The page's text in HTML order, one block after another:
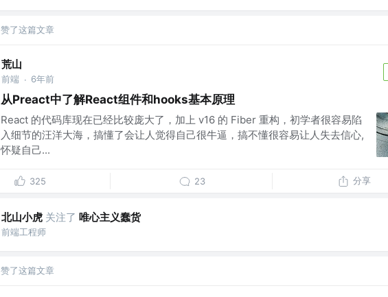
赞了这篇文章
荒山
前端 · 6年前
从Preact中了解React组件和hooks基本原理
React 的代码库现在已经比较庞大了，加上 v16 的 Fiber 重构，初学者很容易陷
入细节的汪洋大海，搞懂了会让人觉得自己很牛逼，搞不懂很容易让人失去信心,
怀疑自己...
325 23 分享
北山小虎 关注了 唯心主义蠢货
前端工程师
赞了这篇文章